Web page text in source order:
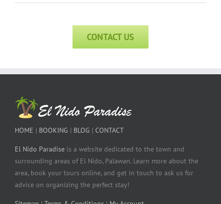
CONTACT US
HOME | BOOKING | BLOG | CONTACT
El Nido Paradise is a website dedicated to the town and
surrounding areas of El Nido, Palawan. Learn more about the
area, book your tours online, and get in touch to ask us for
advice on organizing the perfect stay!